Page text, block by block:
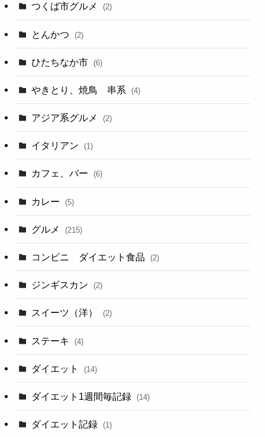
つくば市グルメ (2)
とんかつ (2)
ひたちなか市 (6)
やきとり、焼鳥 串系 (4)
アジア系グルメ (2)
イタリアン (1)
カフェ、バー (6)
カレー (5)
グルメ (215)
コンビニ ダイエット食品 (2)
ジンギスカン (2)
スイーツ（洋） (2)
ステーキ (4)
ダイエット (14)
ダイエット1週間毎記録 (14)
ダイエット記録 (1)